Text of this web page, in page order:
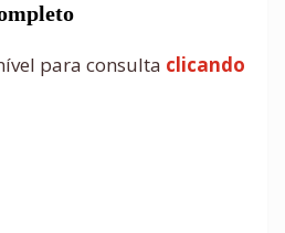
para consulta clicando